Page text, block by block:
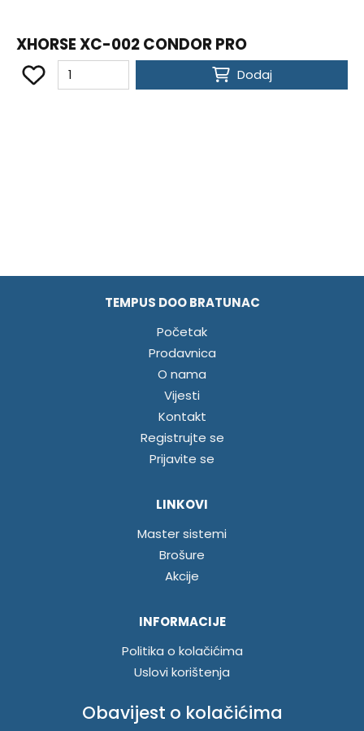
XHORSE XC-002 CONDOR PRO
Dodaj
TEMPUS DOO BRATUNAC
Početak
Prodavnica
O nama
Vijesti
Kontakt
Registrujte se
Prijavite se
LINKOVI
Master sistemi
Brošure
Akcije
INFORMACIJE
Politika o kolačićima
Uslovi korištenja
Obavijest o kolačićima